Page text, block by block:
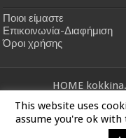
Ποιοι είμαστε
Επικοινωνία-Διαφήμιση
Όροι χρήσης
HOME
© Copyright
This website uses
assume you're ok